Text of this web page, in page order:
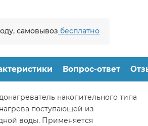
самовывоз бесплатно
Вопрос-ответ
накопительного типа
поступающей из
воды. Применяется